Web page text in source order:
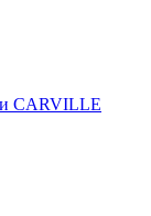
CARVILLE